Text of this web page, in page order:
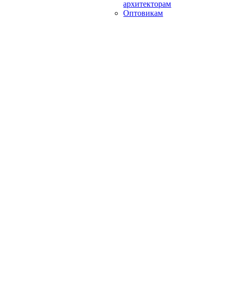
архитекторам
Оптовикам